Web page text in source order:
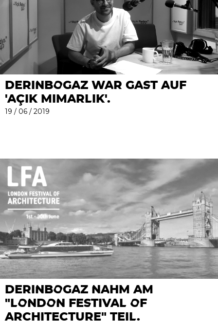
DERINBOGAZ WAR GAST AUF
'AÇIK MIMARLIK'.
19 / 06 / 2019
DERINBOGAZ NAHM AM
"LONDON FESTIVAL OF
ARCHITECTURE" TEIL.